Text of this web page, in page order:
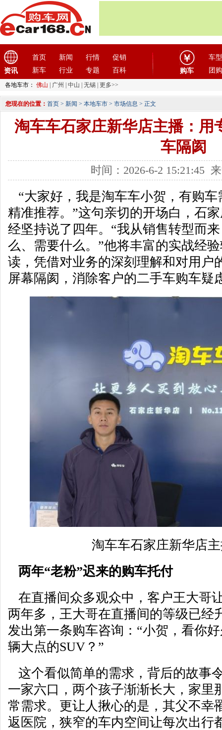
资讯
首页 新闻 行情
促销
新车
行业 专题 百科 购车
车型
团购
各地车市： 佛山 广州 中山 无锡 更多>>
您现在的位置： 首页 > 新闻 > 本地车市 > 市场信息 > 正文
淘车车石家庄新华店主播：用
车隔阂
时间：2026-6-2 15:21:45
“大家好，我是淘车车小贺，有购
精准推荐。”这句亲切的开场白，石
经坚持说了四年。“我从销售转型而
么、需要什么。”他将丰富的实战经
读，凭借对业务的深刻理解和对用户
屏幕隔阂，消除客户的二手车购车疑
淘车车石家庄新华店
两年“老粉”迟来的购车托付
在直播间众多观众中，客户王大哥
两年多，王大哥在直播间的等级已经
发出第一条购车咨询：“小贺，看你
辆大点的SUV？”
这个看似简单的需求，背后的故事
一家六口，两个孩子渐渐长大，家里
常需求。更让人揪心的是，其父不幸
返医院，狭窄的车内空间让每次出行